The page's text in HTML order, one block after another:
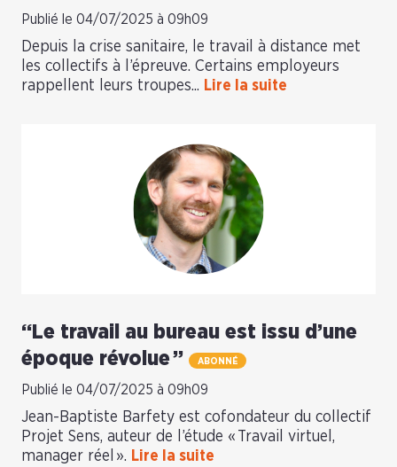
Publié le 04/07/2025 à 09h09
Depuis la crise sanitaire, le travail à distance met
les collectifs à l’épreuve. Certains employeurs
rappellent leurs troupes... Lire la suite
“Le travail au bureau est issu d’une
époque révolue ”
ABONNÉ
Publié le 04/07/2025 à 09h09
Jean-Baptiste Barfety est cofondateur du collectif
Projet Sens, auteur de l’étude « Travail virtuel,
manager réel ». Lire la suite